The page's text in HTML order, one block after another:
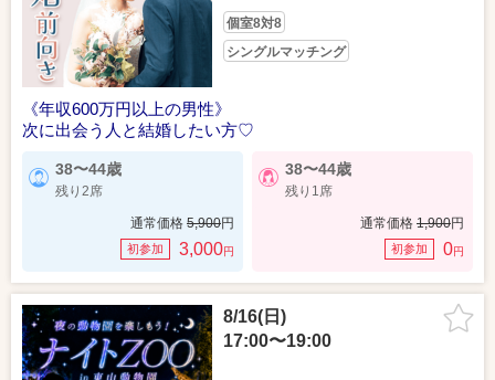
個室8対8
シングルマッチング
《年収600万円以上の男性》
次に出会う人と結婚したい方♡
38〜44歳
残り2席
通常価格 5,900円
初参加 3,000円
38〜44歳
残り1席
通常価格 1,900円
初参加 0円
8/16(日)
17:00〜19:00